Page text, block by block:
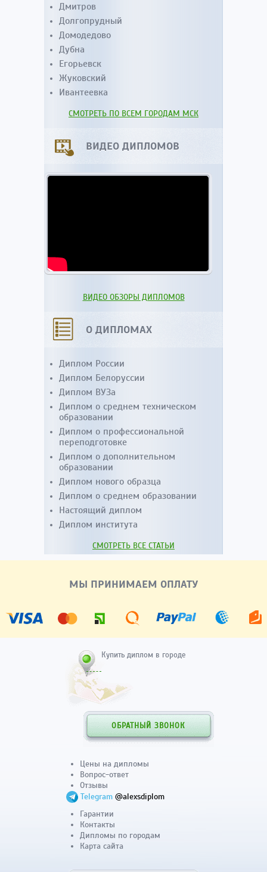
Дмитров
Долгопрудный
Домодедово
Дубна
Егорьевск
Жуковский
Ивантеевка
СМОТРЕТЬ ПО ВСЕМ ГОРОДАМ МСК
ВИДЕО ДИПЛОМОВ
ВИДЕО ОБЗОРЫ ДИПЛОМОВ
О ДИПЛОМАХ
Диплом России
Диплом Белоруссии
Диплом ВУЗа
Диплом о среднем техническом
образовании
Диплом о профессиональной
переподготовке
Диплом о дополнительном
образовании
Диплом нового образца
Диплом о среднем образовании
Настоящий диплом
Диплом института
СМОТРЕТЬ ВСЕ СТАТЬИ
МЫ ПРИНИМАЕМ ОПЛАТУ
Купить диплом в городе
ОБРАТНЫЙ ЗВОНОК
Цены на дипломы
Вопрос-ответ
Отзывы
Telegram @alexsdiplom
Гарантии
Контакты
Дипломы по городам
Карта сайта